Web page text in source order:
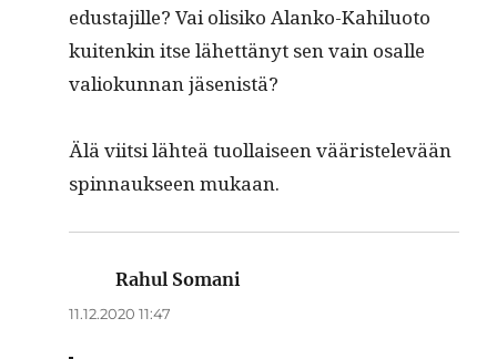
edus­ta­jille? Vai olisiko Alanko-Kahilu­o­to
kuitenkin itse lähet­tänyt sen vain osalle
valiokun­nan jäsenistä?
Älä viit­si lähteä tuol­laiseen vääris­televään
spin­nauk­seen mukaan.
Rahul Somani
11.12.2020 11:47